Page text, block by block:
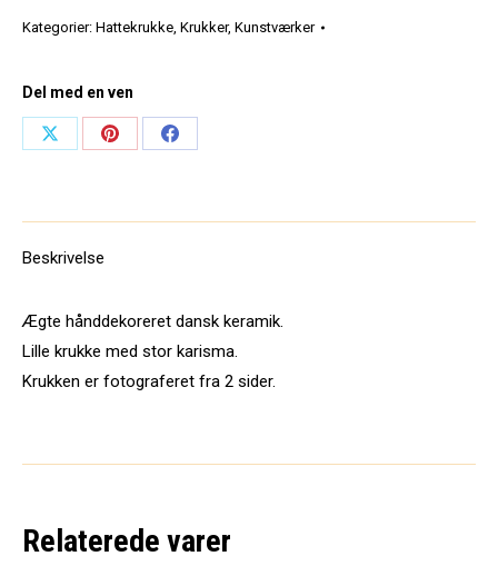
14
højde
10
cm
Kategorier: Hattekrukke, Krukker, Kunstværker
Del med en ven
Share
Share
Share
Beskrivelse
Ægte hånddekoreret dansk keramik.
Lille krukke med stor karisma.
Krukken er fotograferet fra 2 sider.
Relaterede varer